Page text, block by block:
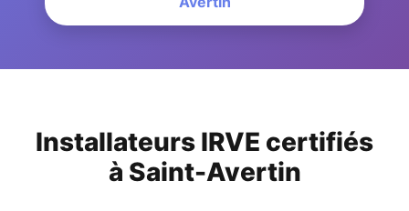
Installateurs IRVE certifiés
à Saint-Avertin